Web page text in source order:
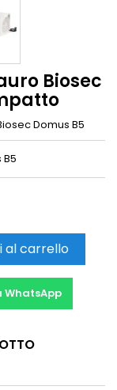
Biosec
Domus B5
al carrello